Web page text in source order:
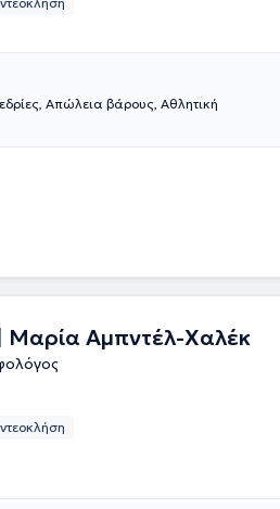
ενημερωμένος στην έρευνα της επιστήμης
Απώλεια βάρους, Αθλητική
Αμπντέλ-Χαλέκ